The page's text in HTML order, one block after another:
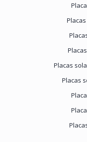
Placas
Placas